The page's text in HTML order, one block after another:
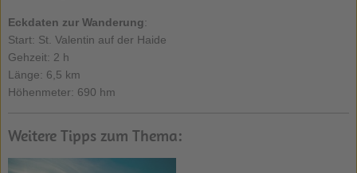
Eckdaten zur Wanderung:
Start: St. Valentin auf der Haide
Gehzeit: 2 h
Länge: 6,5 km
Höhenmeter: 690 hm
Weitere Tipps zum Thema: